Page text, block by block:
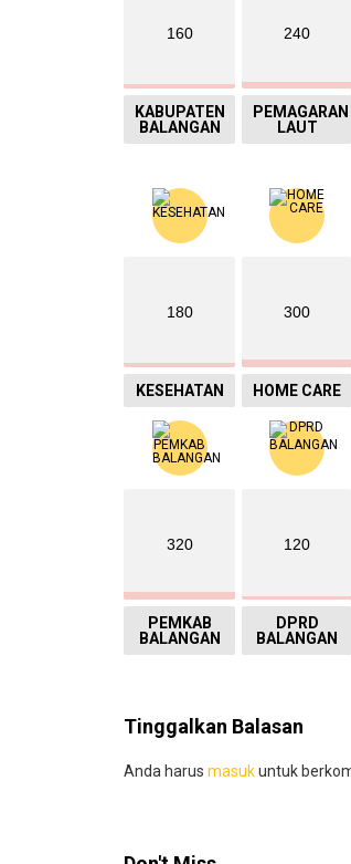
160
KABUPATEN
BALANGAN
240
PEMAGARAN
LAUT
180
KESEHATAN
300
HOME CARE
320
PEMKAB
BALANGAN
120
DPRD
BALANGAN
Tinggalkan Balasan
Anda harus masukuntuk